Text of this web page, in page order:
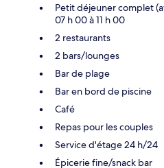
Petit déjeuner complet
07 h 00 à 11 h 00
2 restaurants
2 bars/lounges
Bar de plage
Bar en bord de piscine
Café
Repas pour les couples
Service d'étage 24 h/24
Épicerie fine/snack bar